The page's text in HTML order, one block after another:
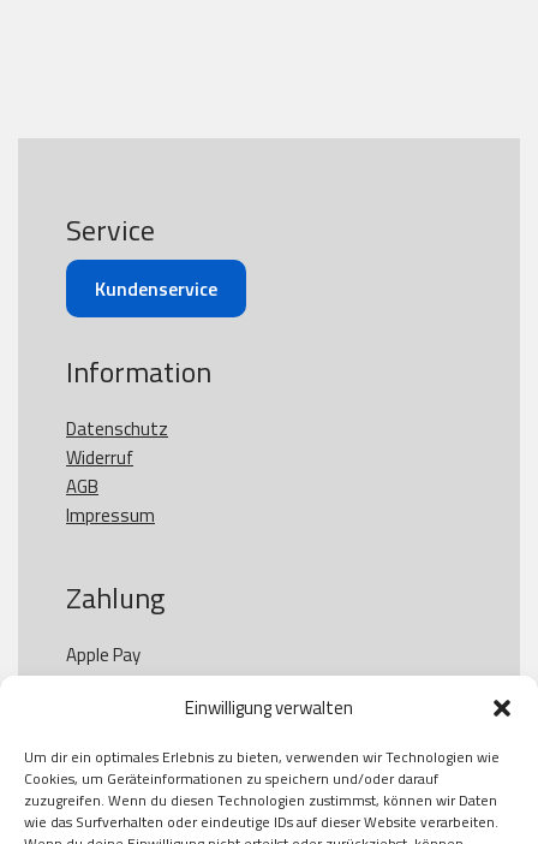
Einwilligung verwalten
Um dir ein optimales Erlebnis zu bieten, verwenden wir Technologien wie
Cookies, um Geräteinformationen zu speichern und/oder darauf
zuzugreifen. Wenn du diesen Technologien zustimmst, können wir Daten
wie das Surfverhalten oder eindeutige IDs auf dieser Website verarbeiten.
Service
Kundenservice
Information
Datenschutz
Widerruf
AGB
Impressum
Zahlung
Apple Pay
Paypal
Kauf auf Rechung
Klarna
American Express